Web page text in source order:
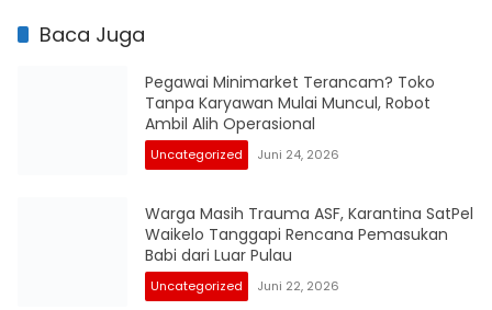
Baca Juga
Pegawai Minimarket Terancam? Toko
Tanpa Karyawan Mulai Muncul, Robot
Ambil Alih Operasional
Uncategorized Juni 24, 2026
Warga Masih Trauma ASF, Karantina SatPel
Waikelo Tanggapi Rencana Pemasukan
Babi dari Luar Pulau
Uncategorized Juni 22, 2026